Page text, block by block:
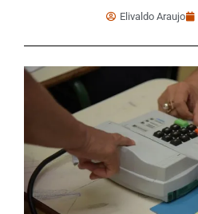
Elivaldo Araujo